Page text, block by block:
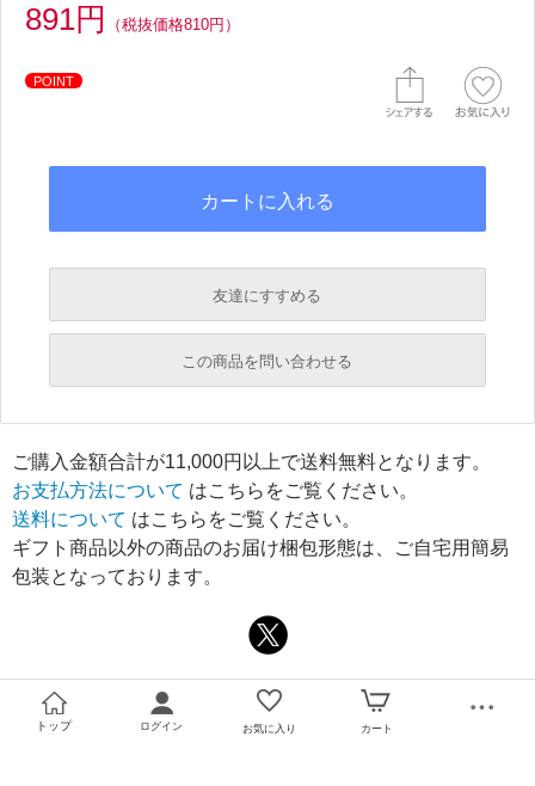
891円 （税抜価格810円）
POINT
友達にすすめる
必須
必須
この商品を問い合わせる
必須
ご購入金額合計が11,000円以上で送料無料となります。
お支払方法について はこちらをご覧ください。
送料について はこちらをご覧ください。
ギフト商品以外の商品のお届け梱包形態は、ご自宅用簡易
包装となっております。
トップ ログイン お気に入り カート